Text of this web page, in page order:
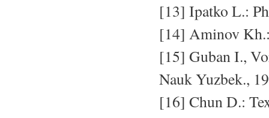
[13] Ipatko L.:
[14] Aminov
[15] Guban I.,
Nauk Yuzbek.,
[16] Chun D.: